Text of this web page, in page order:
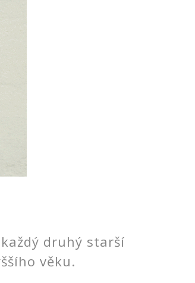
druhý starší
věku.